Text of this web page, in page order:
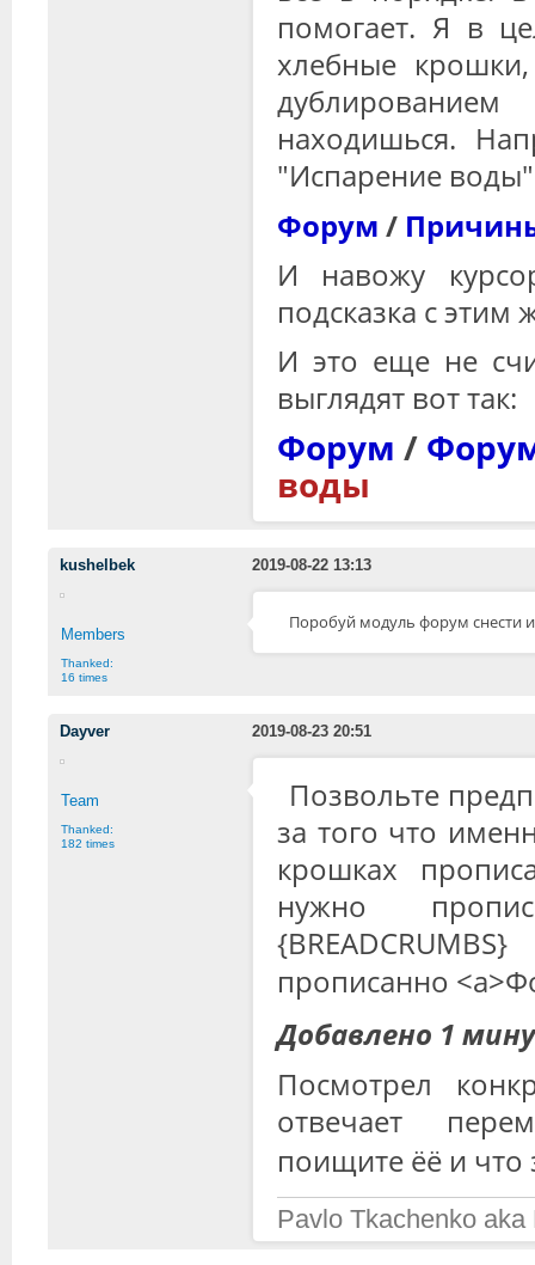
помогает. Я в
хлебные
находишься.
"Испарение
Форум /
И навожу
подсказка с
И это еще не
выглядят вот так:
Форум/
воды
kushelbek 2019-08-22 13:13
Members
Thanked:
16 times
Поробуй модуль форум снести
Dayver 2019-08-23 20:51
Team
Thanked:
182 times
Позвольте
за того что
крошках
нужно
прописанно
Добавлено 1
Посмотрел
отвечает
поищите ёё и что
Pavlo Tkachenko aka